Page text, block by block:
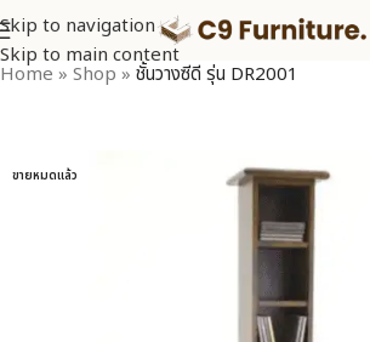
Skip to navigation
Skip to main content
Home » Shop » ชั้นวางซีดี รุ่น DR2001
ขายหมดแล้ว